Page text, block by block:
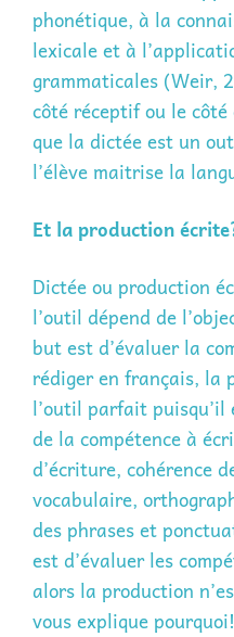
phonétique, à la
lexicale et à
grammaticales (Weir,
côté réceptif ou le
que la dictée est un
l’élève maitrise la
Et la production
Dictée ou production
l’outil dépend de
but est d’évaluer la
rédiger en français, la
l’outil parfait
de la compétence à
d’écriture, cohérence
vocabulaire,
des phrases et
est d’évaluer les
alors la production
vous explique pourquoi!